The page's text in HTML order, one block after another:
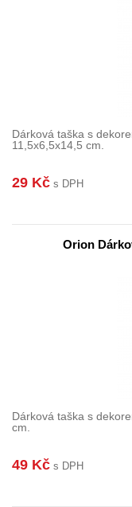
Dárková taška s
11,5x6,5x14,5 cm.
29 Kč s DPH
Orion
Dárková taška s
cm.
49 Kč s DPH